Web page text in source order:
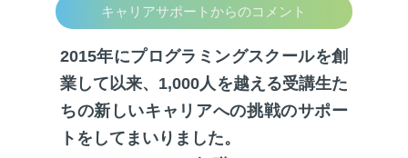
キャリアサポートからのコメント
2015年にプログラミングスクールを創
業して以来、1,000人を越える受講生た
ちの新しいキャリアへの挑戦のサポー
トをしてまいりました。